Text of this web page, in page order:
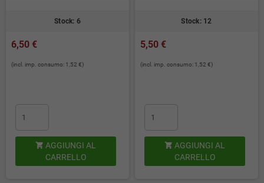
Stock: 6
6,50 €
(incl. imp. consumo: 1,52 €)
 AGGIUNGI AL
CARRELLO
Stock: 12
5,50 €
(incl. imp. consumo: 1,52 €)
 AGGIUNGI AL
CARRELLO